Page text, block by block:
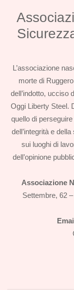
L’associazione
morte di
dell’indotto, ucciso
Oggi Liberty Steel.
quello di
dell’integrità e
sui luoghi di
dell’opinione
Associazione
Settembre, 62